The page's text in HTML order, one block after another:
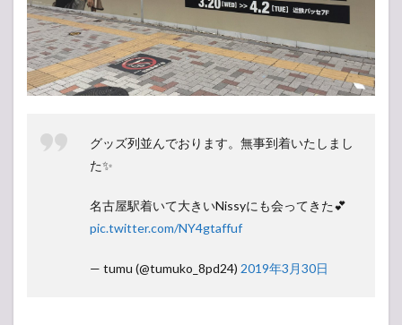
グッズ列並んでおります。無事到着いたしまし
た✨
名古屋駅着いて大きいNissyにも会ってきた💕
pic.twitter.com/NY4gtaffuf
— tumu (@tumuko_8pd24) 2019年3月30日